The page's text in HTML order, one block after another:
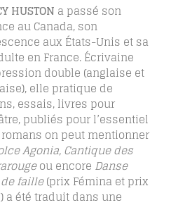
HUSTON a passé son
au Canada, son
aux États-Unis et sa
en France. Écrivaine
double (anglaise et
elle pratique de
essais, livres pour
publiés pour l’essentiel
on peut mentionner
Agonia, Cantique des
ou encore Danse
faille(prix Fémina et prix
a été traduit dans une